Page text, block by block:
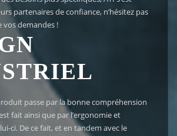
partenaires de confiance, n’hésitez pas
demandes !
passe par la bonne compréhension
fait ainsi que par l’ergonomie et
ci. De ce fait, et en tandem avec le